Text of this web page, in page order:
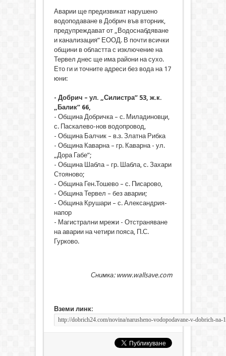
Аварии ще предизвикат нарушено
водоподаване в Добрич във вторник,
предупреждават от „Водоснабдяване
и канализация” ЕООД. В почти всички
общини в областта с изключение на
Тервел днес ще има райони на сухо.
Ето ги и точните адреси без вода на 17
юни:
- Добрич – ул. „Силистра” 53, ж.к.
„Балик” 66,
- Община Добричка – с. Миладиновци,
с. Паскалево-нов водопровод,
- Община Балчик – в.з. Златна Рибка
- Община Каварна – гр. Каварна - ул.
„Дора Габе”;
- Община Шабла – гр. Шабла, с. Захари
Стояново;
- Община Ген.Тошево – с. Писарово,
- Община Тервел – без аварии;
- Община Крушари – с. Александрия-
напор
- Магистрални мрежи - Отстраняване
на аварии на четири пояса, П.С.
Гурково.
Снимка: www.wallsave.com
Вземи линк: